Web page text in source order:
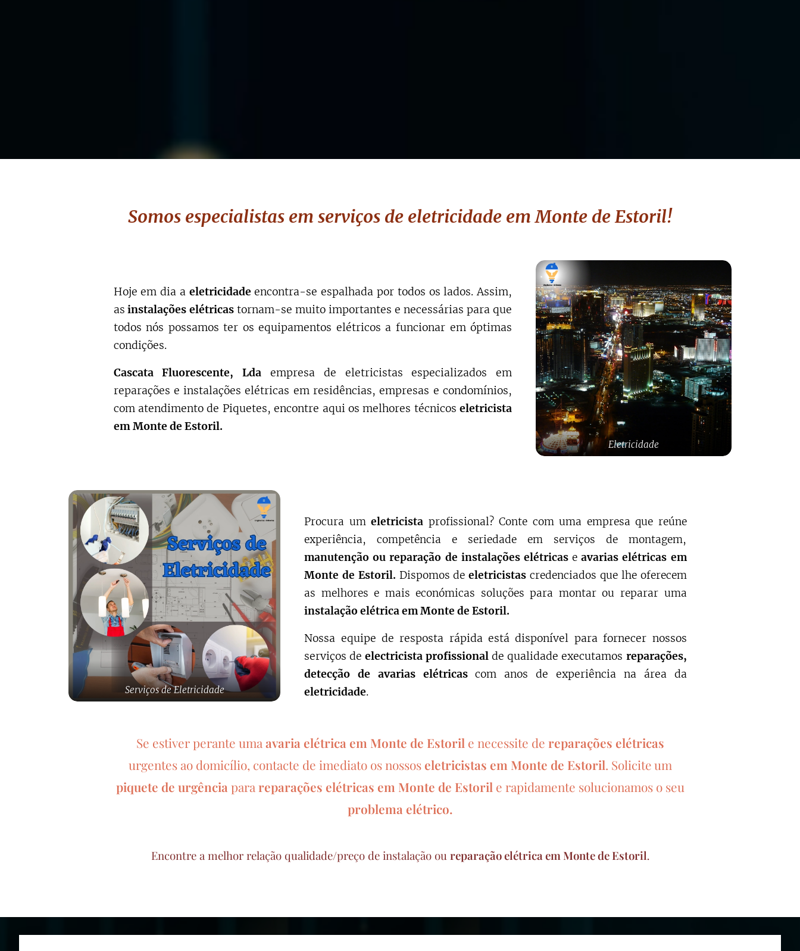
Somos especialistas em serviços de eletricidade em Monte de Estoril!
Eletricidade
Hoje em dia a eletricidadeencontra-se espalhada por todos os lados. Assim,
asinstalações elétricas tornam-se muito importantes e necessárias para que
todos nós possamos ter os equipamentos elétricos a funcionar em óptimas
condições.
Cascata Fluorescente, Lda empresa de eletricistas especializados em
reparações e instalações elétricas em residências, empresas e condomínios,
com atendimento de Piquetes, encontre aqui os melhores técnicoseletricista
em Monte de Estoril.
Serviços de Eletricidade
Procura umeletricista profissional? Conte com uma empresa que reúne
experiência, competência e seriedade em serviços de montagem,
manutenção ou reparação de instalações elétricaseavarias elétricas em
Monte de Estoril. Dispomos deeletricistas credenciados que lhe oferecem
as melhores e mais económicas soluções para montar ou reparar uma
instalação elétrica em Monte de Estoril.
Nossa equipe de resposta rápida está disponível para fornecer nossos
serviços deelectricista profissional de qualidade executamos reparações,
detecção de avarias elétricascom anos de experiência na área da
eletricidade.
Se estiver perante uma avaria elétrica em Monte de Estoril e necessite de reparações elétricas
urgentes ao domicílio, contacte de imediato os nossoseletricistas em Monte de Estoril. Solicite um
piquete de urgência para reparações elétricas em Monte de Estoril e rapidamente solucionamos o seu
problema elétrico.
Encontre a melhor relação qualidade/preço de instalação ou reparação elétrica em Monte de Estoril.